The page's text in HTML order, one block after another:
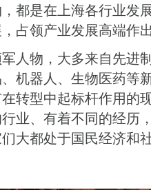
都是在上海各行业发
占领产业发展高端作
物，大多来自先进
机器人、生物医药等
转型中起标杆作用的
业、有着不同的经历
大都处于国民经济和